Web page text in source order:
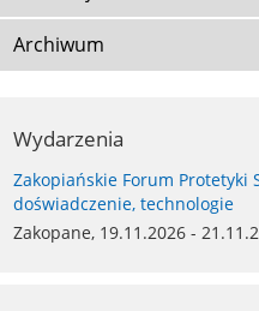
Archiwum
Wydarzenia
Zakopiańskie Forum Protetyki
doświadczenie, technologie
Zakopane, 19.11.2026 -